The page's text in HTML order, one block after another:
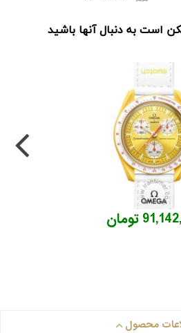
است به دنبال آنها باشید
تومان
محصول